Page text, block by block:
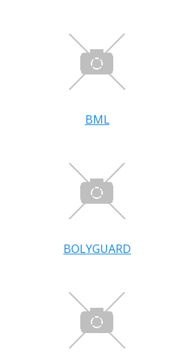
BML
BOLYGUARD